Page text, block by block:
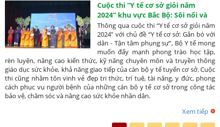
Cuộc thi “Y tế cơ sở giỏi năm
2024” khu vực Bắc Bộ: Sôi nổi và
hấp dẫn
Thông qua cuộc thi “Y tế cơ sở giỏi năm
2024” với chủ đề “Y tế cơ sở: Gắn bó với
dân - Tận tâm phụng sự”, Bộ Y tế mong
muốn đẩy mạnh phong trào học tập,
rèn luyện, nâng cao kiến thức, kỹ năng chuyên môn và truyền thông
giáo dục sức khỏe, khả năng giao tiếp của cán bộ y tế tuyến cơ sở. Cuộc
thi cũng nhằm tôn vinh vẻ đẹp tri thức, trí tuệ, tài năng, y đức, phong
cách phục vụ người bệnh của những cán bộ y tế cơ sở trong công tác
bảo vệ, chăm sóc và nâng cao sức khỏe nhân dân.
Xem tiếp